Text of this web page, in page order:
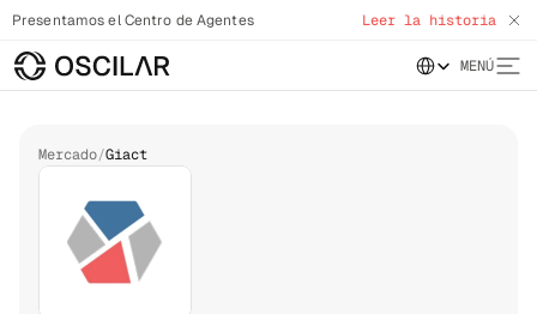
Presentamos el Centro de Agentes Leer la historia
Select Language
MENÚ
Mercado/Giact